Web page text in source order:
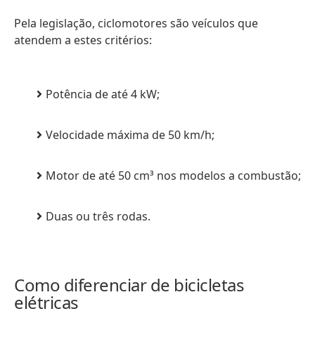
Pela legislação, ciclomotores são veículos que
atendem a estes critérios:
Potência de até 4 kW;
Velocidade máxima de 50 km/h;
Motor de até 50 cm³ nos modelos a combustão;
Duas ou três rodas.
Como diferenciar de bicicletas
elétricas